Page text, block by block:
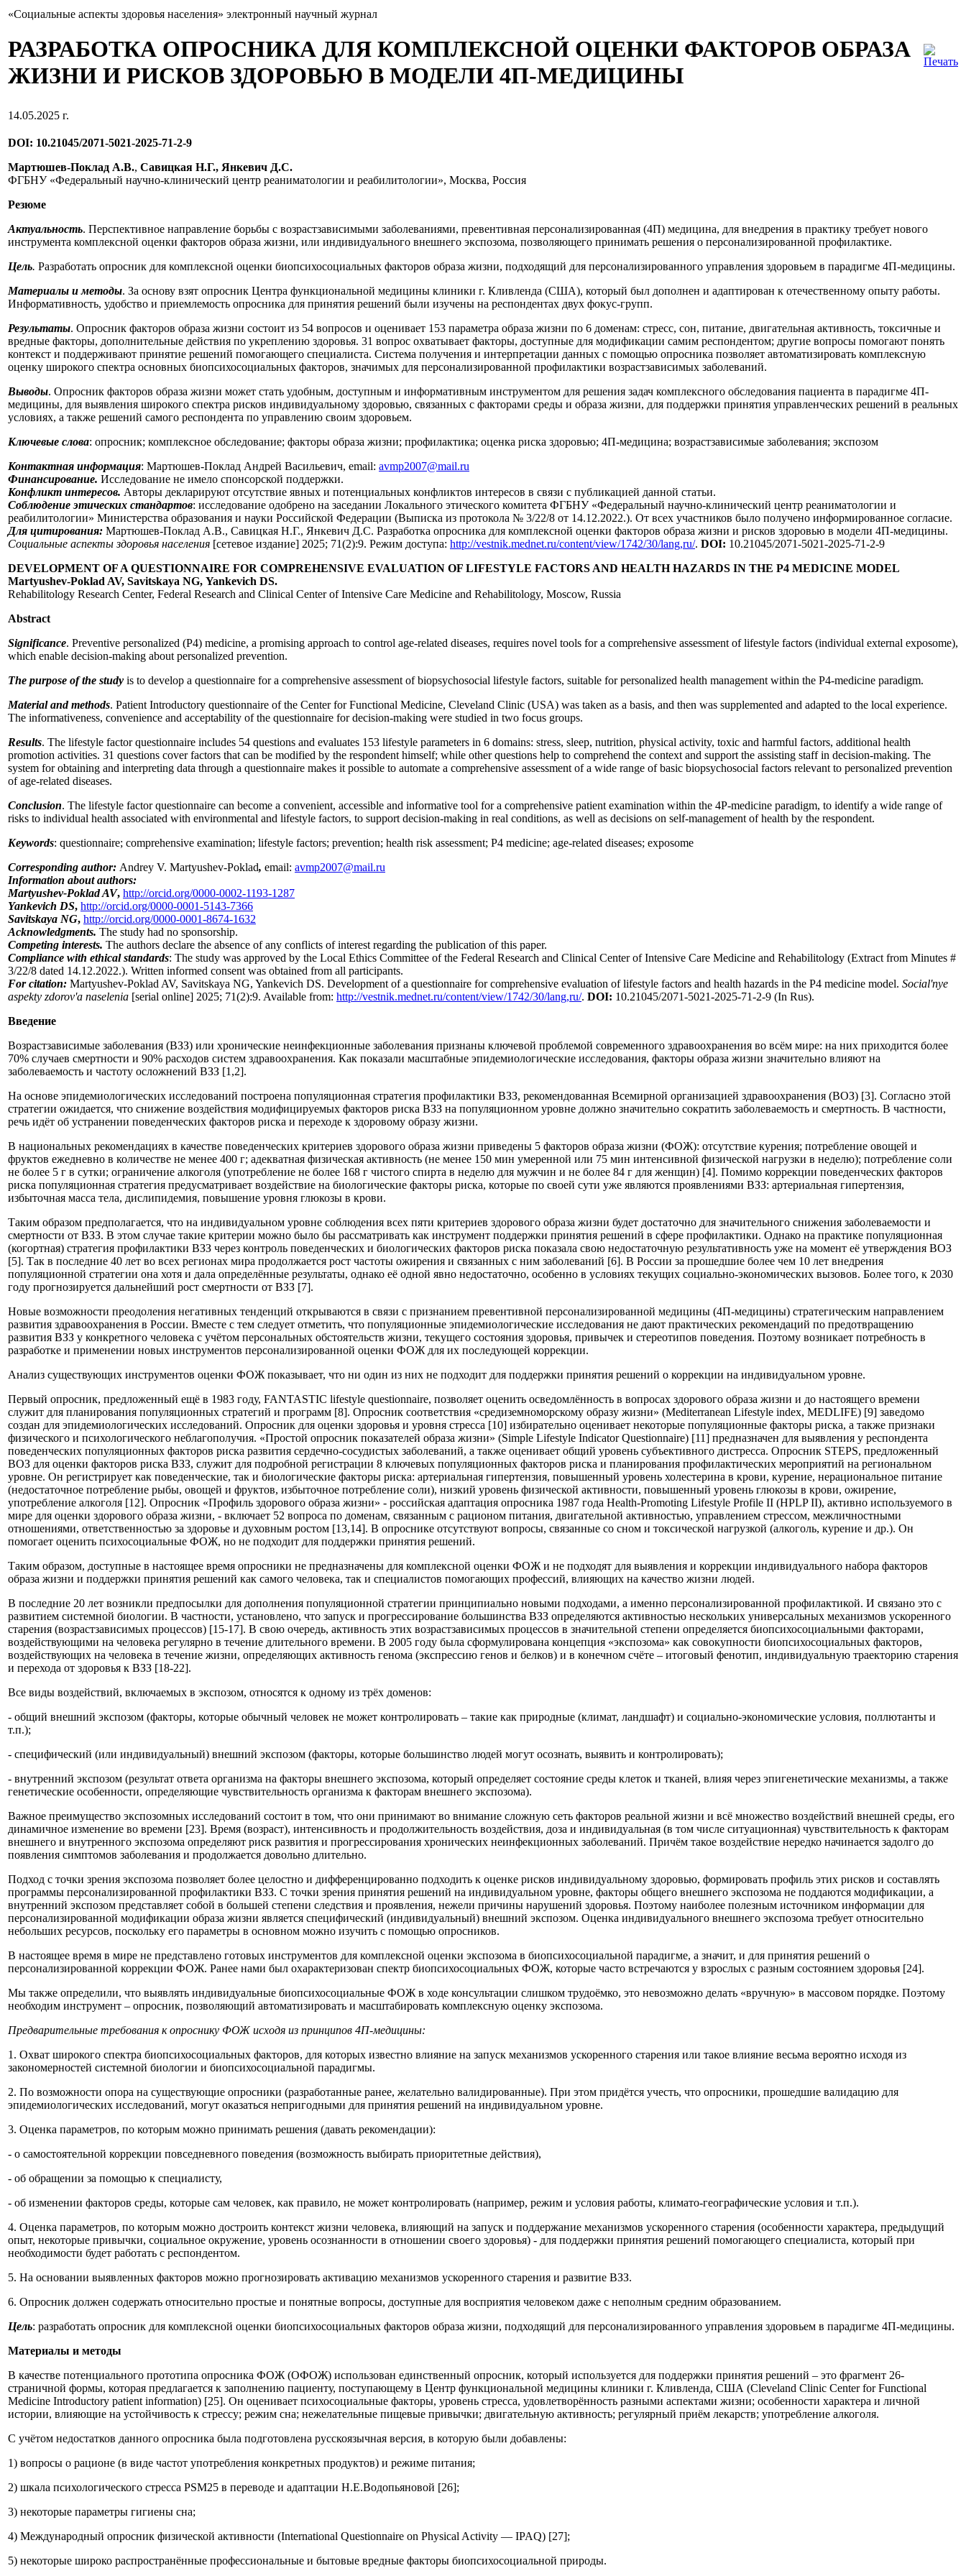
«Социальные аспекты здоровья населения» электронный научный журнал
РАЗРАБОТКА ОПРОСНИКА ДЛЯ КОМПЛЕКСНОЙ ОЦЕНКИ ФАКТОРОВ ОБРАЗА
ЖИЗНИ И РИСКОВ ЗДОРОВЬЮ В МОДЕЛИ 4П-МЕДИЦИНЫ
14.05.2025 г.
DOI: 10.21045/2071-5021-2025-71-2-9
Мартюшев-Поклад А.В., Савицкая Н.Г., Янкевич Д.С.
ФГБНУ «Федеральный научно-клинический центр реаниматологии и реабилитологии», Москва, Россия
Резюме
Актуальность. Перспективное направление борьбы с возрастзависимыми заболеваниями, превентивная персонализированная (4П) медицина, для внедрения в практику требует нового
инструмента комплексной оценки факторов образа жизни, или индивидуального внешнего экспозома, позволяющего принимать решения о персонализированной профилактике.
Цель. Разработать опросник для комплексной оценки биопсихосоциальных факторов образа жизни, подходящий для персонализированного управления здоровьем в парадигме 4П-медицины.
Материалы и методы. За основу взят опросник Центра функциональной медицины клиники г. Кливленда (США), который был дополнен и адаптирован к отечественному опыту работы.
Информативность, удобство и приемлемость опросника для принятия решений были изучены на респондентах двух фокус-групп.
Результаты. Опросник факторов образа жизни состоит из 54 вопросов и оценивает 153 параметра образа жизни по 6 доменам: стресс, сон, питание, двигательная активность, токсичные и
вредные факторы, дополнительные действия по укреплению здоровья. 31 вопрос охватывает факторы, доступные для модификации самим респондентом; другие вопросы помогают понять
контекст и поддерживают принятие решений помогающего специалиста. Система получения и интерпретации данных с помощью опросника позволяет автоматизировать комплексную
оценку широкого спектра основных биопсихосоциальных факторов, значимых для персонализированной профилактики возрастзависимых заболеваний.
Выводы. Опросник факторов образа жизни может стать удобным, доступным и информативным инструментом для решения задач комплексного обследования пациента в парадигме 4П-
медицины, для выявления широкого спектра рисков индивидуальному здоровью, связанных с факторами среды и образа жизни, для поддержки принятия управленческих решений в реальных
условиях, а также решений самого респондента по управлению своим здоровьем.
Ключевые слова: опросник; комплексное обследование; факторы образа жизни; профилактика; оценка риска здоровью; 4П-медицина; возрастзависимые заболевания; экспозом
Контактная информация: Мартюшев-Поклад Андрей Васильевич, email: avmp2007@mail.ru
Финансирование. Исследование не имело спонсорской поддержки.
Конфликт интересов. Авторы декларируют отсутствие явных и потенциальных конфликтов интересов в связи с публикацией данной статьи.
Соблюдение этических стандартов: исследование одобрено на заседании Локального этического комитета ФГБНУ «Федеральный научно-клинический центр реаниматологии и
реабилитологии» Министерства образования и науки Российской Федерации (Выписка из протокола № 3/22/8 от 14.12.2022.). От всех участников было получено информированное согласие.
Для цитирования: Мартюшев-Поклад А.В., Савицкая Н.Г., Янкевич Д.С. Разработка опросника для комплексной оценки факторов образа жизни и рисков здоровью в модели 4П-медицины.
Социальные аспекты здоровья населения [сетевое издание] 2025; 71(2):9. Режим доступа: http://vestnik.mednet.ru/content/view/1742/30/lang,ru/. DOI: 10.21045/2071-5021-2025-71-2-9
DEVELOPMENT OF A QUESTIONNAIRE FOR COMPREHENSIVE EVALUATION OF LIFESTYLE FACTORS AND HEALTH HAZARDS IN THE P4 MEDICINE MODEL
Martyushev-Poklad AV, Savitskaya NG, Yankevich DS.
Rehabilitology Research Center, Federal Research and Clinical Center of Intensive Care Medicine and Rehabilitology, Moscow, Russia
Abstract
Significance. Preventive personalized (P4) medicine, a promising approach to control age-related diseases, requires novel tools for a comprehensive assessment of lifestyle factors (individual external exposome),
which enable decision-making about personalized prevention.
The purpose of the study is to develop a questionnaire for a comprehensive assessment of biopsychosocial lifestyle factors, suitable for personalized health management within the P4-medicine paradigm.
Material and methods. Patient Introductory questionnaire of the Center for Functional Medicine, Cleveland Clinic (USA) was taken as a basis, and then was supplemented and adapted to the local experience.
The informativeness, convenience and acceptability of the questionnaire for decision-making were studied in two focus groups.
Results. The lifestyle factor questionnaire includes 54 questions and evaluates 153 lifestyle parameters in 6 domains: stress, sleep, nutrition, physical activity, toxic and harmful factors, additional health
promotion activities. 31 questions cover factors that can be modified by the respondent himself; while other questions help to comprehend the context and support the assisting staff in decision-making. The
system for obtaining and interpreting data through a questionnaire makes it possible to automate a comprehensive assessment of a wide range of basic biopsychosocial factors relevant to personalized prevention
of age-related diseases.
Conclusion. The lifestyle factor questionnaire can become a convenient, accessible and informative tool for a comprehensive patient examination within the 4P-medicine paradigm, to identify a wide range of
risks to individual health associated with environmental and lifestyle factors, to support decision-making in real conditions, as well as decisions on self-management of health by the respondent.
Keywords: questionnaire; comprehensive examination; lifestyle factors; prevention; health risk assessment; P4 medicine; age-related diseases; exposome
Corresponding author: Andrey V. Martyushev-Poklad, email: avmp2007@mail.ru
Information about authors:
Martyushev-Poklad AV, http://orcid.org/0000-0002-1193-1287
Yankevich DS, http://orcid.org/0000-0001-5143-7366
Savitskaya NG, http://orcid.org/0000-0001-8674-1632
Acknowledgments. The study had no sponsorship.
Competing interests. The authors declare the absence of any conflicts of interest regarding the publication of this paper.
Compliance with ethical standards: The study was approved by the Local Ethics Committee of the Federal Research and Clinical Center of Intensive Care Medicine and Rehabilitology (Extract from Minutes #
3/22/8 dated 14.12.2022.). Written informed consent was obtained from all participants.
For citation: Martyushev-Poklad AV, Savitskaya NG, Yankevich DS. Development of a questionnaire for comprehensive evaluation of lifestyle factors and health hazards in the P4 medicine model. Social'nye
aspekty zdorov'a naselenia [serial online] 2025; 71(2):9. Available from: http://vestnik.mednet.ru/content/view/1742/30/lang,ru/. DOI: 10.21045/2071-5021-2025-71-2-9 (In Rus).
Введение
Возрастзависимые заболевания (ВЗЗ) или хронические неинфекционные заболевания признаны ключевой проблемой современного здравоохранения во всём мире: на них приходится более
70% случаев смертности и 90% расходов систем здравоохранения. Как показали масштабные эпидемиологические исследования, факторы образа жизни значительно влияют на
заболеваемость и частоту осложнений ВЗЗ [1,2].
На основе эпидемиологических исследований построена популяционная стратегия профилактики ВЗЗ, рекомендованная Всемирной организацией здравоохранения (ВОЗ) [3]. Согласно этой
стратегии ожидается, что снижение воздействия модифицируемых факторов риска ВЗЗ на популяционном уровне должно значительно сократить заболеваемость и смертность. В частности,
речь идёт об устранении поведенческих факторов риска и переходе к здоровому образу жизни.
В национальных рекомендациях в качестве поведенческих критериев здорового образа жизни приведены 5 факторов образа жизни (ФОЖ): отсутствие курения; потребление овощей и
фруктов ежедневно в количестве не менее 400 г; адекватная физическая активность (не менее 150 мин умеренной или 75 мин интенсивной физической нагрузки в неделю); потребление соли
не более 5 г в сутки; ограничение алкоголя (употребление не более 168 г чистого спирта в неделю для мужчин и не более 84 г для женщин) [4]. Помимо коррекции поведенческих факторов
риска популяционная стратегия предусматривает воздействие на биологические факторы риска, которые по своей сути уже являются проявлениями ВЗЗ: артериальная гипертензия,
избыточная масса тела, дислипидемия, повышение уровня глюкозы в крови.
Таким образом предполагается, что на индивидуальном уровне соблюдения всех пяти критериев здорового образа жизни будет достаточно для значительного снижения заболеваемости и
смертности от ВЗЗ. В этом случае такие критерии можно было бы рассматривать как инструмент поддержки принятия решений в сфере профилактики. Однако на практике популяционная
(когортная) стратегия профилактики ВЗЗ через контроль поведенческих и биологических факторов риска показала свою недостаточную результативность уже на момент её утверждения ВОЗ
[5]. Так в последние 40 лет во всех регионах мира продолжается рост частоты ожирения и связанных с ним заболеваний [6]. В России за прошедшие более чем 10 лет внедрения
популяционной стратегии она хотя и дала определённые результаты, однако её одной явно недостаточно, особенно в условиях текущих социально-экономических вызовов. Более того, к 2030
году прогнозируется дальнейший рост смертности от ВЗЗ [7].
Новые возможности преодоления негативных тенденций открываются в связи с признанием превентивной персонализированной медицины (4П-медицины) стратегическим направлением
развития здравоохранения в России. Вместе с тем следует отметить, что популяционные эпидемиологические исследования не дают практических рекомендаций по предотвращению
развития ВЗЗ у конкретного человека с учётом персональных обстоятельств жизни, текущего состояния здоровья, привычек и стереотипов поведения. Поэтому возникает потребность в
разработке и применении новых инструментов персонализированной оценки ФОЖ для их последующей коррекции.
Анализ существующих инструментов оценки ФОЖ показывает, что ни один из них не подходит для поддержки принятия решений о коррекции на индивидуальном уровне.
Первый опросник, предложенный ещё в 1983 году, FANTASTIC lifestyle questionnaire, позволяет оценить осведомлённость в вопросах здорового образа жизни и до настоящего времени
служит для планирования популяционных стратегий и программ [8]. Опросник соответствия «средиземноморскому образу жизни» (Mediterranean Lifestyle index, MEDLIFE) [9] заведомо
создан для эпидемиологических исследований. Опросник для оценки здоровья и уровня стресса [10] избирательно оценивает некоторые популяционные факторы риска, а также признаки
физического и психологического неблагополучия. «Простой опросник показателей образа жизни» (Simple Lifestyle Indicator Questionnaire) [11] предназначен для выявления у респондента
поведенческих популяционных факторов риска развития сердечно-сосудистых заболеваний, а также оценивает общий уровень субъективного дистресса. Опросник STEPS, предложенный
ВОЗ для оценки факторов риска ВЗЗ, служит для подробной регистрации 8 ключевых популяционных факторов риска и планирования профилактических мероприятий на региональном
уровне. Он регистрирует как поведенческие, так и биологические факторы риска: артериальная гипертензия, повышенный уровень холестерина в крови, курение, нерациональное питание
(недостаточное потребление рыбы, овощей и фруктов, избыточное потребление соли), низкий уровень физической активности, повышенный уровень глюкозы в крови, ожирение,
употребление алкоголя [12]. Опросник «Профиль здорового образа жизни» - российская адаптация опросника 1987 года Health-Promoting Lifestyle Profile II (HPLP II), активно используемого в
мире для оценки здорового образа жизни, - включает 52 вопроса по доменам, связанным с рационом питания, двигательной активностью, управлением стрессом, межличностными
отношениями, ответственностью за здоровье и духовным ростом [13,14]. В опроснике отсутствуют вопросы, связанные со сном и токсической нагрузкой (алкоголь, курение и др.). Он
помогает оценить психосоциальные ФОЖ, но не подходит для поддержки принятия решений.
Таким образом, доступные в настоящее время опросники не предназначены для комплексной оценки ФОЖ и не подходят для выявления и коррекции индивидуального набора факторов
образа жизни и поддержки принятия решений как самого человека, так и специалистов помогающих профессий, влияющих на качество жизни людей.
В последние 20 лет возникли предпосылки для дополнения популяционной стратегии принципиально новыми подходами, а именно персонализированной профилактикой. И связано это с
развитием системной биологии. В частности, установлено, что запуск и прогрессирование большинства ВЗЗ определяются активностью нескольких универсальных механизмов ускоренного
старения (возрастзависимых процессов) [15-17]. В свою очередь, активность этих возрастзависимых процессов в значительной степени определяется биопсихосоциальными факторами,
воздействующими на человека регулярно в течение длительного времени. В 2005 году была сформулирована концепция «экспозома» как совокупности биопсихосоциальных факторов,
воздействующих на человека в течение жизни, определяющих активность генома (экспрессию генов и белков) и в конечном счёте – итоговый фенотип, индивидуальную траекторию старения
и перехода от здоровья к ВЗЗ [18-22].
Все виды воздействий, включаемых в экспозом, относятся к одному из трёх доменов:
- общий внешний экспозом (факторы, которые обычный человек не может контролировать – такие как природные (климат, ландшафт) и социально-экономические условия, поллютанты и
т.п.);
- специфический (или индивидуальный) внешний экспозом (факторы, которые большинство людей могут осознать, выявить и контролировать);
- внутренний экспозом (результат ответа организма на факторы внешнего экспозома, который определяет состояние среды клеток и тканей, влияя через эпигенетические механизмы, а также
генетические особенности, определяющие чувствительность организма к факторам внешнего экспозома).
Важное преимущество экспозомных исследований состоит в том, что они принимают во внимание сложную сеть факторов реальной жизни и всё множество воздействий внешней среды, его
динамичное изменение во времени [23]. Время (возраст), интенсивность и продолжительность воздействия, доза и индивидуальная (в том числе ситуационная) чувствительность к факторам
внешнего и внутренного экспозома определяют риск развития и прогрессирования хронических неинфекционных заболеваний. Причём такое воздействие нередко начинается задолго до
появления симптомов заболевания и продолжается довольно длительно.
Подход с точки зрения экспозома позволяет более целостно и дифференцированно подходить к оценке рисков индивидуальному здоровью, формировать профиль этих рисков и составлять
программы персонализированной профилактики ВЗЗ. С точки зрения принятия решений на индивидуальном уровне, факторы общего внешнего экспозома не поддаются модификации, а
внутренний экспозом представляет собой в большей степени следствия и проявления, нежели причины нарушений здоровья. Поэтому наиболее полезным источником информации для
персонализированной модификации образа жизни является специфический (индивидуальный) внешний экспозом. Оценка индивидуального внешнего экспозома требует относительно
небольших ресурсов, поскольку его параметры в основном можно изучить с помощью опросников.
В настоящее время в мире не представлено готовых инструментов для комплексной оценки экспозома в биопсихосоциальной парадигме, а значит, и для принятия решений о
персонализированной коррекции ФОЖ. Ранее нами был охарактеризован спектр биопсихосоциальных ФОЖ, которые часто встречаются у взрослых с разным состоянием здоровья [24].
Мы также определили, что выявлять индивидуальные биопсихосоциальные ФОЖ в ходе консультации слишком трудоёмко, это невозможно делать «вручную» в массовом порядке. Поэтому
необходим инструмент – опросник, позволяющий автоматизировать и масштабировать комплексную оценку экспозома.
Предварительные требования к опроснику ФОЖ исходя из принципов 4П-медицины:
1. Охват широкого спектра биопсихосоциальных факторов, для которых известно влияние на запуск механизмов ускоренного старения или такое влияние весьма вероятно исходя из
закономерностей системной биологии и биопсихосоциальной парадигмы.
2. По возможности опора на существующие опросники (разработанные ранее, желательно валидированные). При этом придётся учесть, что опросники, прошедшие валидацию для
эпидемиологических исследований, могут оказаться непригодными для принятия решений на индивидуальном уровне.
3. Оценка параметров, по которым можно принимать решения (давать рекомендации):
- о самостоятельной коррекции повседневного поведения (возможность выбирать приоритетные действия),
- об обращении за помощью к специалисту,
- об изменении факторов среды, которые сам человек, как правило, не может контролировать (например, режим и условия работы, климато-географические условия и т.п.).
4. Оценка параметров, по которым можно достроить контекст жизни человека, влияющий на запуск и поддержание механизмов ускоренного старения (особенности характера, предыдущий
опыт, некоторые привычки, социальное окружение, уровень осознанности в отношении своего здоровья) - для поддержки принятия решений помогающего специалиста, который при
необходимости будет работать с респондентом.
5. На основании выявленных факторов можно прогнозировать активацию механизмов ускоренного старения и развитие ВЗЗ.
6. Опросник должен содержать относительно простые и понятные вопросы, доступные для восприятия человеком даже с неполным средним образованием.
Цель: разработать опросник для комплексной оценки биопсихосоциальных факторов образа жизни, подходящий для персонализированного управления здоровьем в парадигме 4П-медицины.
Материалы и методы
В качестве потенциального прототипа опросника ФОЖ (ОФОЖ) использован единственный опросник, который используется для поддержки принятия решений – это фрагмент 26-
страничной формы, которая предлагается к заполнению пациенту, поступающему в Центр функциональной медицины клиники г. Кливленда, США (Cleveland Clinic Center for Functional
Medicine Introductory patient information) [25]. Он оценивает психосоциальные факторы, уровень стресса, удовлетворённость разными аспектами жизни; особенности характера и личной
истории, влияющие на устойчивость к стрессу; режим сна; нежелательные пищевые привычки; двигательную активность; регулярный приём лекарств; употребление алкоголя.
С учётом недостатков данного опросника была подготовлена русскоязычная версия, в которую были добавлены:
1) вопросы о рационе (в виде частот употребления конкретных продуктов) и режиме питания;
2) шкала психологического стресса PSM25 в переводе и адаптации Н.Е.Водопьяновой [26];
3) некоторые параметры гигиены сна;
4) Международный опросник физической активности (International Questionnaire on Physical Activity — IPAQ) [27];
5) некоторые широко распространённые профессиональные и бытовые вредные факторы биопсихосоциальной природы.